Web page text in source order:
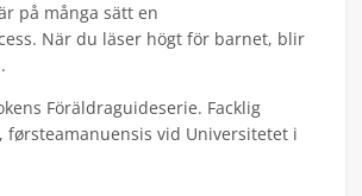
på många sätt en
När du läser högt för barnet, blir
Föräldraguideserie. Facklig
førsteamanuensis vid Universitetet i